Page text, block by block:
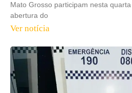
Mato Grosso participam nesta
abertura do
Ver notícia